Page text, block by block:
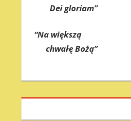
Dei gloriam”
“Na większą
chwałę Bożą”